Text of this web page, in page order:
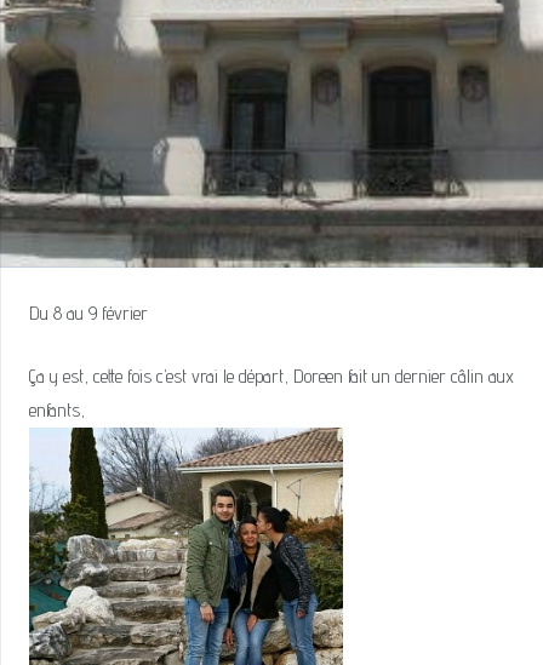
Du 8 au 9 février
Ça y est, cette fois c’est vrai le départ, Doreen fait un dernier câlin aux
enfants,